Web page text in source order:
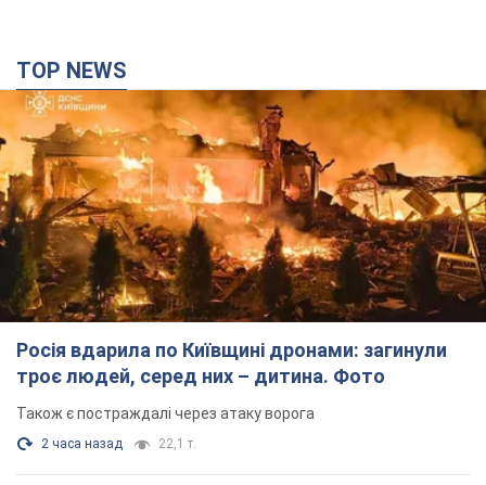
TOP NEWS
Росія вдарила по Київщині дронами: загинули
троє людей, серед них – дитина. Фото
Також є постраждалі через атаку ворога
2 часа назад 22,1 т.